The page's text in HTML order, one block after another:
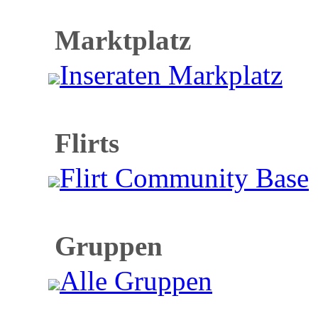
Marktplatz
Inseraten Markplatz
Flirts
Flirt Community Base
Gruppen
Alle Gruppen